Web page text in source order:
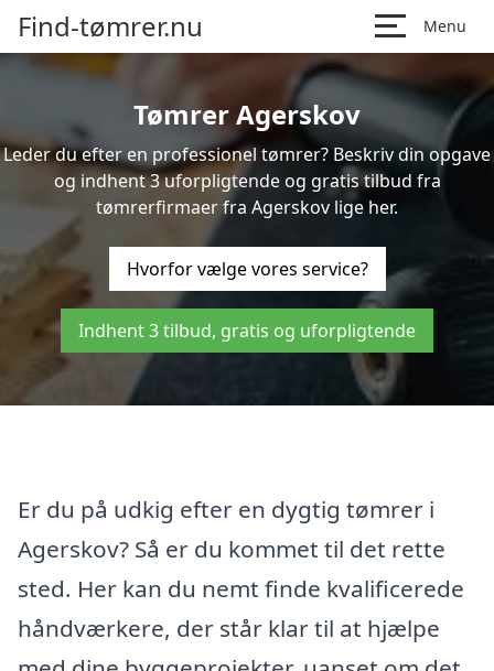
Find-tømrer.nu Menu
Tømrer Agerskov
Leder du efter en professionel tømrer? Beskriv din opgave
og indhent 3 uforpligtende og gratis tilbud fra
tømrerfirmaer fra Agerskov lige her.
Hvorfor vælge vores service?
Indhent 3 tilbud, gratis og uforpligtende
Er du på udkig efter en dygtig tømrer i
Agerskov? Så er du kommet til det rette
sted. Her kan du nemt finde kvalificerede
håndværkere, der står klar til at hjælpe